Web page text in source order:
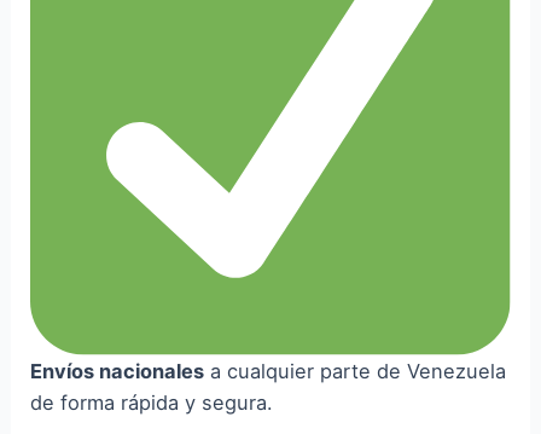
Envíos nacionales a cualquier parte de Venezuela
de forma rápida y segura.